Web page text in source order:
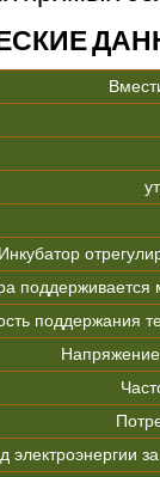
Инкубатор
поддерживается
поддержания
электроэнергии